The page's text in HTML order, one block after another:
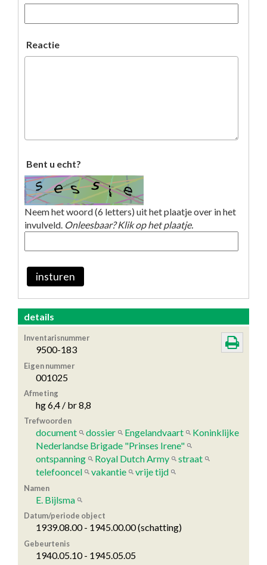
Reactie
Bent u echt?
Neem het woord (6 letters) uit het plaatje over in het
invulveld. Onleesbaar? Klik op het plaatje.
insturen
details
Inventarisnummer
9500-183
Eigen nummer
001025
Afmeting
hg 6,4 / br 8,8
Trefwoorden
document dossier Engelandvaart
Koninklijke
Nederlandse Brigade "Prinses Irene"
ontspanning
Royal Dutch Army
straat
telefooncel
vakantie vrije tijd
Namen
E. Bijlsma
Datum/periode object
1939.08.00 - 1945.00.00 (schatting)
Gebeurtenis
1940.05.10 - 1945.05.05